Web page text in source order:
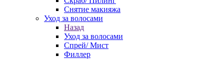
Снятие макияжа
Уход за волосами
Назад
Уход за волосами
Спрей/ Мист
Филлер